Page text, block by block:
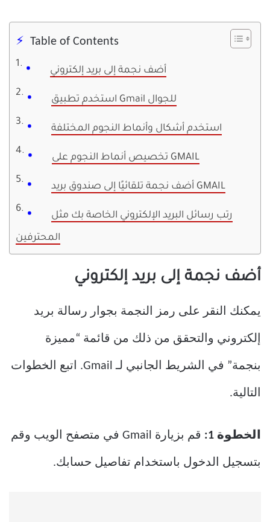
Table of Contents
أضف نجمة إلى بريد إلكتروني
استخدم تطبيق Gmail للجوال
استخدم أشكال وأنماط النجوم المختلفة
تخصيص أنماط النجوم على GMAIL
أضف نجمة تلقائيًا إلى صندوق بريد GMAIL
رتب رسائل البريد الإلكتروني الخاصة بك مثل
المحترفين
أضف نجمة إلى بريد إلكتروني
يمكنك النقر على رمز النجمة بجوار رسالة بريد
إلكتروني والتحقق من ذلك من قائمة “مميزة
بنجمة” في الشريط الجانبي لـ Gmail. اتبع الخطوات
التالية.
الخطوة 1: قم بزيارة Gmail في متصفح الويب وقم
بتسجيل الدخول باستخدام تفاصيل حسابك.